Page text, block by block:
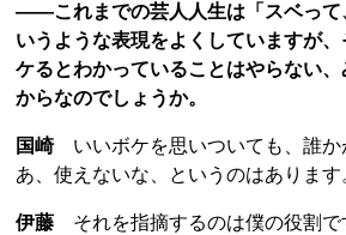
――これまでの芸人人生は「スベって
いうような表現をよくしていますが
ケるとわかっていることはやらない
からなのでしょうか。
国崎いいボケを思いついても、誰か
あ、使えないな、というのはあります
伊藤 それを指摘するのは僕の役割で